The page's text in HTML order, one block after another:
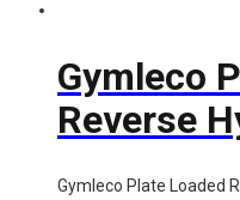
Gymleco
Reverse
Gymleco Plate Loaded